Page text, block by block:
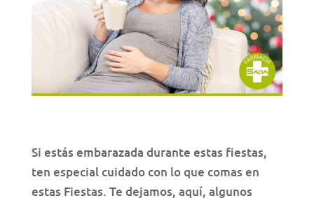
Si estás embarazada durante estas fiestas,
ten especial cuidado con lo que comas en
estas Fiestas. Te dejamos, aquí, algunos